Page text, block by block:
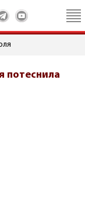
потеснила